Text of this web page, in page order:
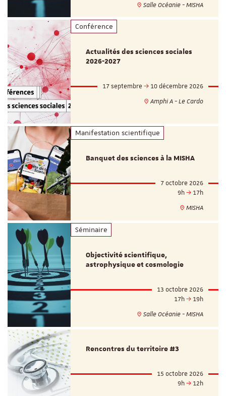
Salle Océanie - MISHA
Conférence
Actualités des sciences sociales
2026-2027
17 septembre
10 décembre 2026
Amphi A - Le Cardo
Manifestation scientifique
Banquet des sciences à la MISHA
7 octobre 2026
9h
17h
MISHA
Séminaire
Objectivité scientifique,
astrophysique et cosmologie
13 octobre 2026
17h
19h
Salle Océanie - MISHA
Rencontres du territoire #3
15 octobre 2026
9h
12h